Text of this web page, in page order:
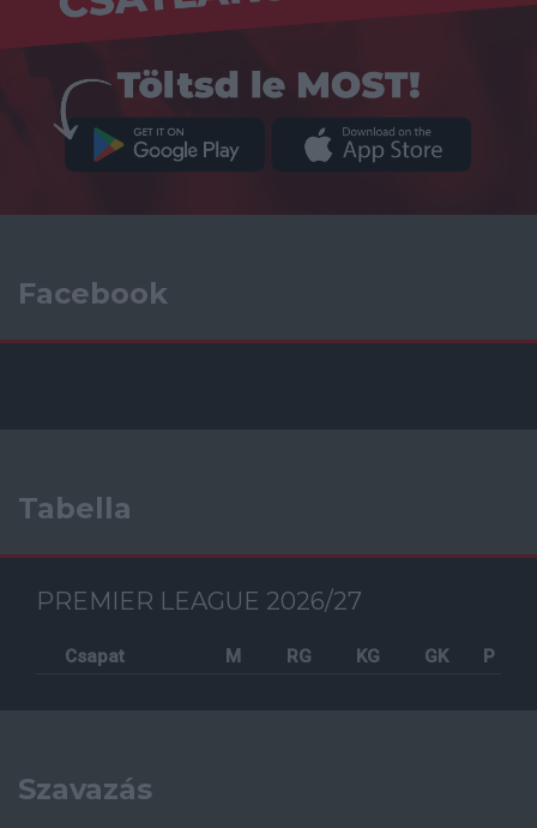
Facebook
Tabella
PREMIER LEAGUE 2026/27
Csapat M RG KG GK P
Szavazás